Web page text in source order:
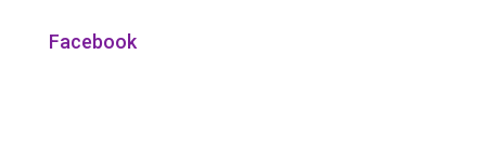
Facebook